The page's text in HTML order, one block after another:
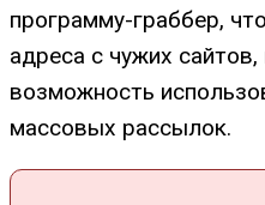
программу-граббер,
адреса с чужих
возможность
массовых рассылок.